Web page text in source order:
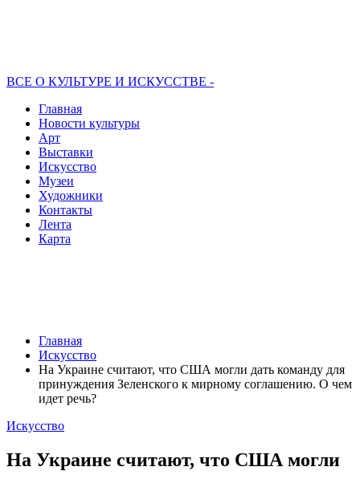
ВСЕ О КУЛЬТУРЕ И ИСКУССТВЕ -
Главная
Новости культуры
Арт
Выставки
Искусство
Музеи
Художники
Контакты
Лента
Карта
Главная
Искусство
На Украине считают, что США могли дать команду для
принуждения Зеленского к мирному соглашению. О чем
идет речь?
Искусство
На Украине считают, что США могли